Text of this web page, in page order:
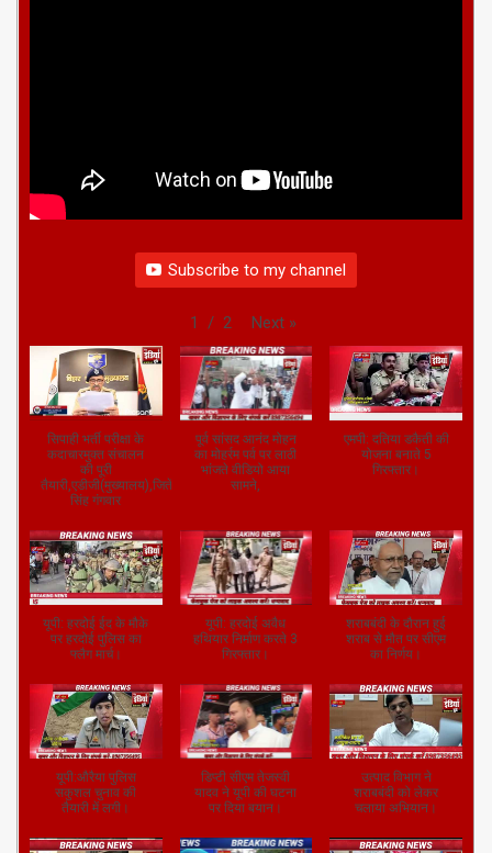
Subscribe to my channel
1 / 2 Next »
सिपाही भर्ती परीक्षा के
कदाचारमुक्त संचालन
की पूरी
तैयारी,एडीजी(मुख्यालय),जितेंद्र
सिंह गंगवार
पूर्व सांसद आनंद मोहन
का मोहर्रम पर्व पर लाठी
भांजते वीडियो आया
सामने,
एमपी: दतिया डकैती की
योजना बनाते 5
गिरफ्तार।
यूपी: हरदोई ईद के मौके
पर हरदोई पुलिस का
फ्लैग मार्च।
यूपी: हरदोई अवैध
हथियार निर्माण करते 3
गिरफ्तार।
शराबबंदी के दौरान हुई
शराब से मौत पर सीएम
का निर्णय।
यूपी:औरैया पुलिस
सकुशल चुनाव की
तैयारी में लगी।
डिप्टी सीएम तेजस्वी
यादव ने यूपी की घटना
पर दिया बयान।
उत्पाद विभाग ने
शराबबंदी को लेकर
चलाया अभियान।